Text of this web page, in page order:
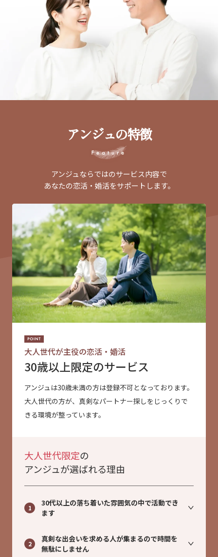
アンジュの特徴
アンジュならではのサービス内容で
あなたの恋活・婚活をサポートします。
大人世代が主役の恋活・婚活
30歳以上限定のサービス
アンジュは30歳未満の方は登録不可となっております。
大人世代の方が、真剣なパートナー探しをじっくりで
きる環境が整っています。
大人世代限定の
アンジュが選ばれる理由
1
30代以上の落ち着いた雰囲気の中で活動でき
ます
2
真剣な出会いを求める人が集まるので時間を
無駄にしません